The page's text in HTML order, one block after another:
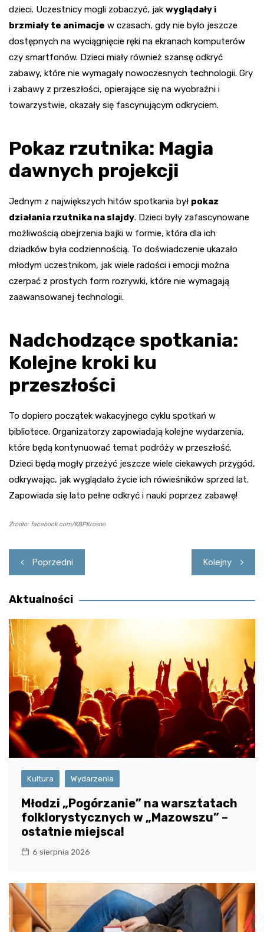
dzieci. Uczestnicy mogli zobaczyć, jak wyglądały i
brzmiały te animacje w czasach, gdy nie było jeszcze
dostępnych na wyciągnięcie ręki na ekranach komputerów
czy smartfonów. Dzieci miały również szansę odkryć
zabawy, które nie wymagały nowoczesnych technologii. Gry
i zabawy z przeszłości, opierające się na wyobraźni i
towarzystwie, okazały się fascynującym odkryciem.
Pokaz rzutnika: Magia
dawnych projekcji
Jednym z największych hitów spotkania był pokaz
działania rzutnika na slajdy. Dzieci były zafascynowane
możliwością obejrzenia bajki w formie, która dla ich
dziadków była codziennością. To doświadczenie ukazało
młodym uczestnikom, jak wiele radości i emocji można
czerpać z prostych form rozrywki, które nie wymagają
zaawansowanej technologii.
Nadchodzące spotkania:
Kolejne kroki ku
przeszłości
To dopiero początek wakacyjnego cyklu spotkań w
bibliotece. Organizatorzy zapowiadają kolejne wydarzenia,
które będą kontynuować temat podróży w przeszłość.
Dzieci będą mogły przeżyć jeszcze wiele ciekawych przygód,
odkrywając, jak wyglądało życie ich rówieśników sprzed lat.
Zapowiada się lato pełne odkryć i nauki poprzez zabawę!
Źródło: facebook.com/KBPKrosno
Nawigacja
wpisu
Poprzedni Kolejny
Aktualności
Kultura Wydarzenia
Młodzi „Pogórzanie” na warsztatach
folklorystycznych w „Mazowszu” –
ostatnie miejsca!
6 sierpnia 2026